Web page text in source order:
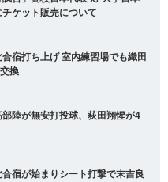
ケット販売について
宿打ち上げ 室内練習場でも織田
換
陸が無安打投球、荻田翔惺が4
宿が始まりシート打撃で末吉良